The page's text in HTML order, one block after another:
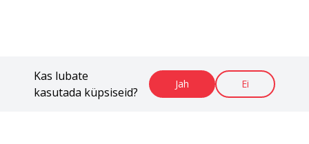
Kas lubate
kasutada küpsiseid?
Jah Ei